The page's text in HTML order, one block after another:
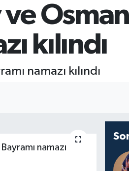
kılındı
namazı kılındı
namazı